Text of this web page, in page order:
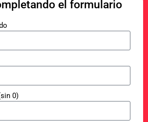
el formulario
0)